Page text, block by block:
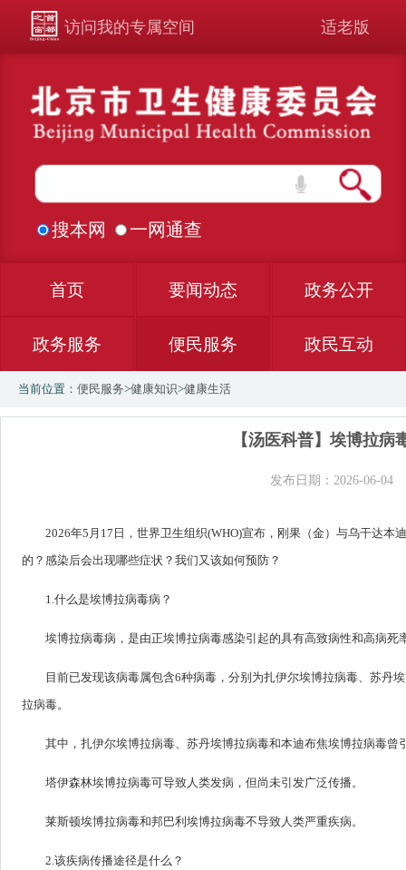
访问我的专属空间 适老版
搜本网 一网通查
首页 要闻动态 政务公开
政务服务 便民服务 政民互动
当前位置： 便民服务>健康知识>健康生活
【汤医科普】埃博拉
发布日期：2026-06-04
2026年5月17日，世界卫生组织(WHO)宣布，刚果（金）与乌干达
的？感染后会出现哪些症状？我们又该如何预防？
1.什么是埃博拉病毒病？
埃博拉病毒病，是由正埃博拉病毒感染引起的具有高致病性和高病死
目前已发现该病毒属包含6种病毒，分别为扎伊尔埃博拉病毒、苏丹
拉病毒。
其中，扎伊尔埃博拉病毒、苏丹埃博拉病毒和本迪布焦埃博拉病毒曾
塔伊森林埃博拉病毒可导致人类发病，但尚未引发广泛传播。
莱斯顿埃博拉病毒和邦巴利埃博拉病毒不导致人类严重疾病。
2.该疾病传播途径是什么？